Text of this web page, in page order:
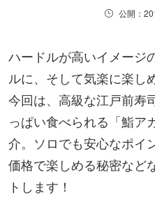
公開：
ハードルが高いイメージ
ルに、そして気楽に楽し
今回は、高級な江戸前寿
っぱい食べられる「鮨ア
介。ソロでも安心なポイ
価格で楽しめる秘密など
トします！